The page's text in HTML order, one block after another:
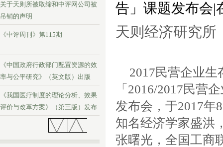
关于天则所被取缔和中评网公司被
吊销的声明
《中评周刊》第115期
《中国政府行政部门配置资源的效
率与公平研究》（英文版）出版
《我国医疗制度的理论分析、效果
评价与改革方案》（第三版）发布
《中评周刊》第114期
告」课题发布会|
天则经济研究所
2017民营企业生
「 2016/2017民营
发布会，于2017年8
知名经济学家盛洪
张曙光，全国工商